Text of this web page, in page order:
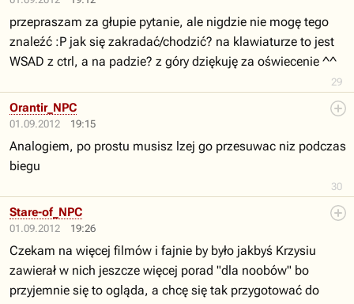
29
przepraszam za głupie pytanie, ale nigdzie nie mogę tego
znaleźć :P jak się zakradać/chodzić? na klawiaturze to jest
WSAD z ctrl, a na padzie? z góry dziękuję za oświecenie ^^
01.09.2012 19:15
30
Orantir_NPC
Analogiem, po prostu musisz lzej go przesuwac niz podczas
biegu
01.09.2012 19:26
Stare-of_NPC
Czekam na więcej filmów i fajnie by było jakbyś Krzysiu
zawierał w nich jeszcze więcej porad "dla noobów" bo
przyjemnie się to ogląda, a chcę się tak przygotować do